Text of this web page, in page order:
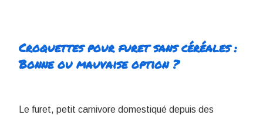
Croquettes pour furet sans céréales :
Bonne ou mauvaise option ?
Le furet, petit carnivore domestiqué depuis des